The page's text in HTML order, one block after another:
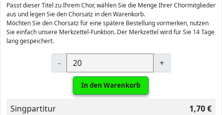
Passt dieser Titel zu Ihrem Chor, wählen Sie die Menge Ihrer Chormitglieder
aus und legen Sie den Chorsatz in den Warenkorb.
Möchten Sie den Chorsatz für eine spätere Bestellung vormerken, nutzen
Sie einfach unsere Merkzettel-Funktion. Der Merkzettel wird für Sie 14 Tage
lang gespeichert.
- +
In den Warenkorb
Singpartitur
1,70 €